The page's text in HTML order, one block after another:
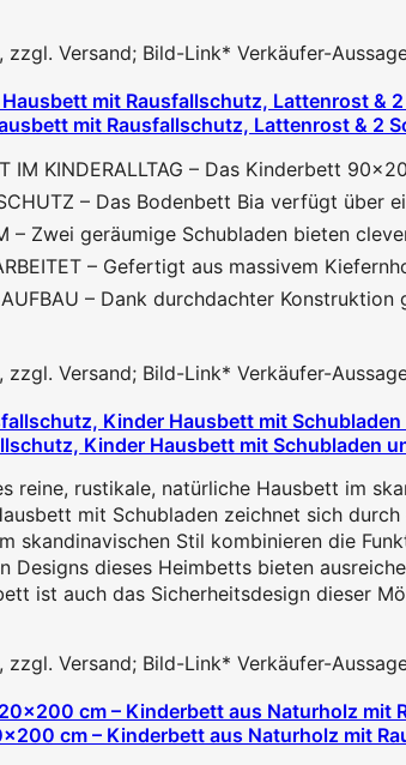
zzgl. Versand; Bild-Link* Verkäufer-
mit Rausfallschutz, Lattenrost & 2
IM KINDERALLTAG – Das Kinderbett
– Das Bodenbett Bia verfügt
– Zwei geräumige Schubladen bieten
– Gefertigt aus massivem
AUFBAU – Dank durchdachter
zzgl. Versand; Bild-Link* Verkäufer-
Kinder Hausbett mit Schubladen
reine, rustikale, natürliche Hausbett im
mit Schubladen zeichnet sich
skandinavischen Stil kombinieren die
Designs dieses Heimbetts bieten
ist auch das Sicherheitsdesign dieser
zzgl. Versand; Bild-Link* Verkäufer-
cm – Kinderbett aus Naturholz mit